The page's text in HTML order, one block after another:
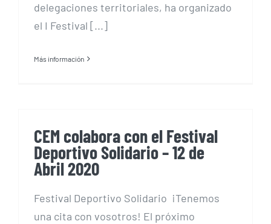
delegaciones territoriales, ha organizado
el I Festival [...]
Más información
CEM colabora con el Festival
Deportivo Solidario – 12 de
Abril 2020
Festival Deportivo Solidario ¡Tenemos
una cita con vosotros! El próximo